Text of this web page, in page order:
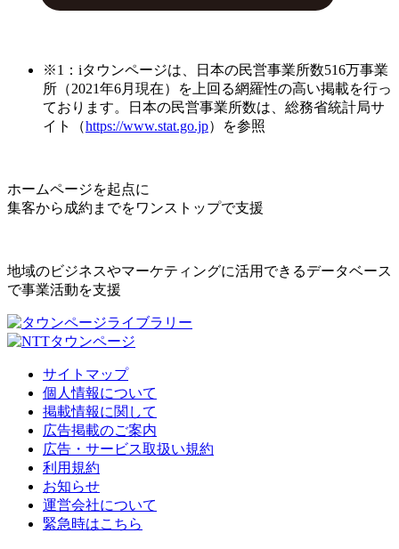
※1：iタウンページは、日本の民営事業所数516万事業
所（2021年6月現在）を上回る網羅性の高い掲載を行っ
ております。日本の民営事業所数は、総務省統計局サ
イト（https://www.stat.go.jp）を参照
ホームページを起点に
集客から成約までをワンストップで支援
地域のビジネスやマーケティングに活用できるデータベース
で事業活動を支援
サイトマップ
個人情報について
掲載情報に関して
広告掲載のご案内
広告・サービス取扱い規約
利用規約
お知らせ
運営会社について
緊急時はこちら